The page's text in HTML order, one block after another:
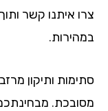
איתנו קשר ותוך
ותיקון מרזבים
מבחינתכם,